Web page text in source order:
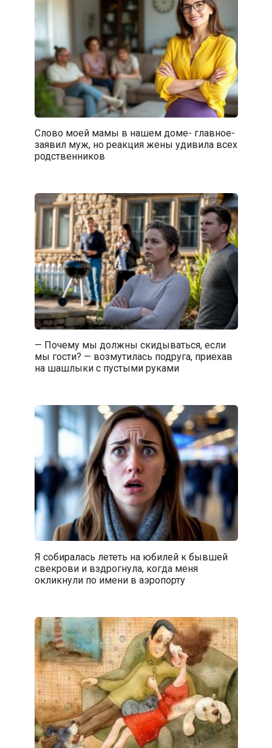
Слово моей мамы в нашем доме- главное-
заявил муж, но реакция жены удивила всех
родственников
— Почему мы должны скидываться, если
мы гости? — возмутилась подруга, приехав
на шашлыки с пустыми руками
Я собиралась лететь на юбилей к бывшей
свекрови и вздрогнула, когда меня
окликнули по имени в аэропорту